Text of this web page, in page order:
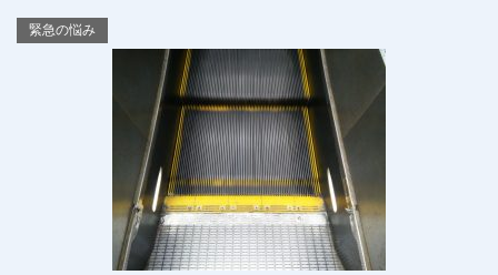
緊急の悩み